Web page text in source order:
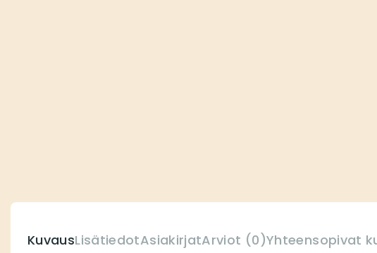
KuvausLisätiedotAsiakirjatArviot (0)Yhteensopivat